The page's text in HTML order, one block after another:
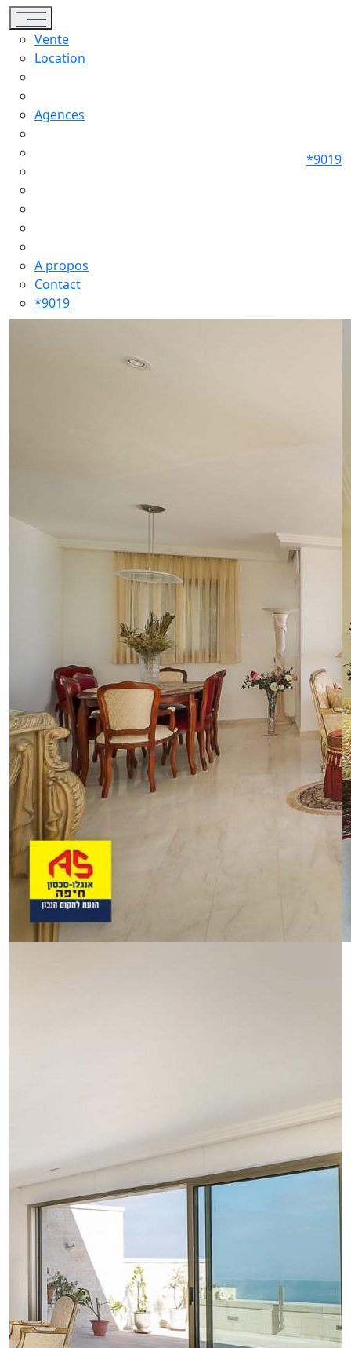
Toggle navigation
Vente
Location
Agences
A propos
Contact
*9019
*9019